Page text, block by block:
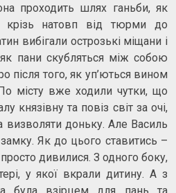
проходить шлях ганьби, як
крізь натовп від тюрми до
вибігали острозькі міщани і
пани скубляться між собою
після того, як уп’ються вином
місту вже ходили чутки, що
князівну та повіз світ за очі,
визволяти доньку. Але Василь
Як до цього ставитись –
дивилися. З одного боку,
у якої вкрали дитину. А з
була взірцем для пань та